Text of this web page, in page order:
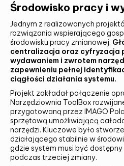
Środowisko pracy i
Jednym z realizowanych
rozwiązania wspierającego
środowisku pracy zmianowej.
centralizacja oraz cyfryzacja
wydawaniem i zwrotem
zapewnieniu pełnej
ciągłości działania systemu.
Projekt zakładał połączenie
Narzędziownia ToolBox
przygotowaną przez IMAGO
sprzętową umożliwiającą
narzędzi. Kluczowe było
działającego stabilnie w
gdzie system musi być
podczas trzeciej zmiany.